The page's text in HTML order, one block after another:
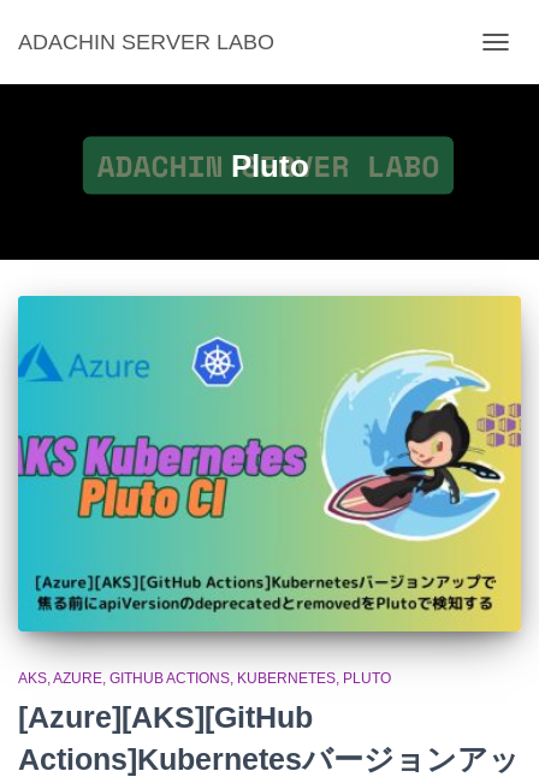
ADACHIN SERVER LABO
ビ
Pluto
AKS AZURE GITHUB ACTIONS KUBERNETES PLUTO
[Azure][AKS][GitHub
Actions]Kubernetesバージョンアッ